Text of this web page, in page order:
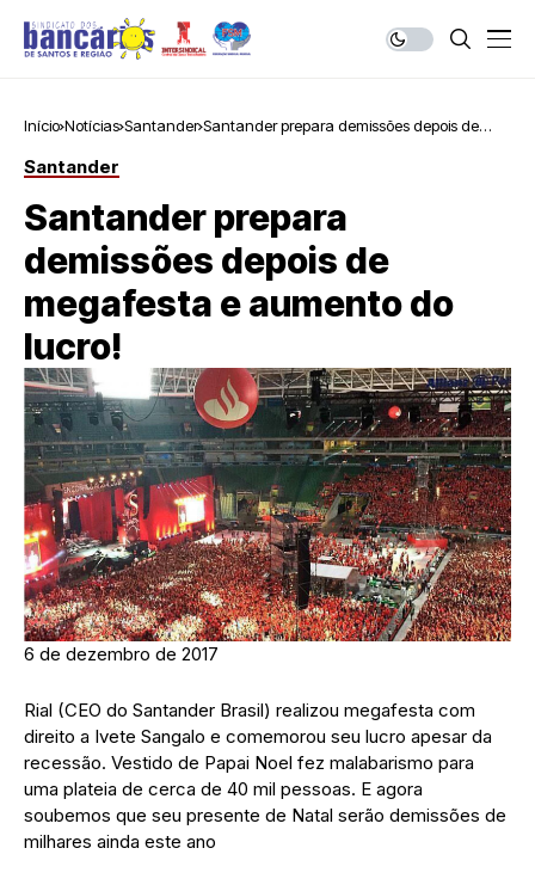
Início Notícias Santander Santander prepara demissões depois de
Santander
Santander prepara
demissões depois de
megafesta e aumento do
lucro!
6 de dezembro de 2017
Rial (CEO do Santander Brasil) realizou megafesta com
direito a Ivete Sangalo e comemorou seu lucro apesar da
recessão. Vestido de Papai Noel fez malabarismo para
uma plateia de cerca de 40 mil pessoas. E agora
soubemos que seu presente de Natal serão demissões de
milhares ainda este ano